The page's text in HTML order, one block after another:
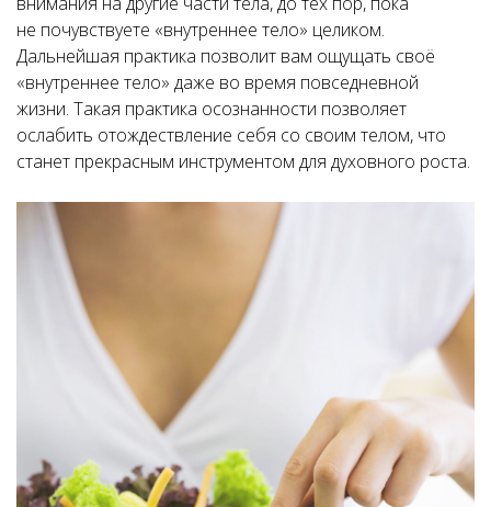
не почувствуете «внутреннее тело» целиком.
Дальнейшая практика позволит вам ощущать своё
«внутреннее тело» даже во время повседневной
жизни. Такая практика осознанности позволяет
ослабить отождествление себя со своим телом, что
станет прекрасным инструментом для духовного роста.